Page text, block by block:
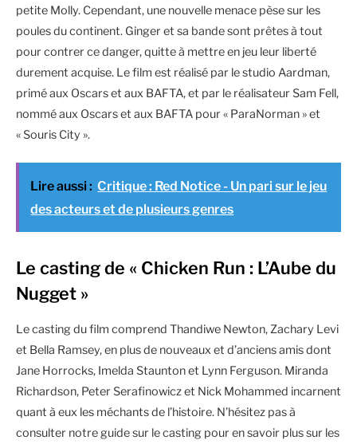
petite Molly. Cependant, une nouvelle menace pèse sur les
poules du continent. Ginger et sa bande sont prêtes à tout
pour contrer ce danger, quitte à mettre en jeu leur liberté
durement acquise. Le film est réalisé par le studio Aardman,
primé aux Oscars et aux BAFTA, et par le réalisateur Sam Fell,
nommé aux Oscars et aux BAFTA pour « ParaNorman » et
« Souris City ».
Lire aussi : Critique : Red Notice - Un pari sur le jeu
des acteurs et de plusieurs genres
Le casting de « Chicken Run : L’Aube du
Nugget »
Le casting du film comprend Thandiwe Newton, Zachary Levi
et Bella Ramsey, en plus de nouveaux et d’anciens amis dont
Jane Horrocks, Imelda Staunton et Lynn Ferguson. Miranda
Richardson, Peter Serafinowicz et Nick Mohammed incarnent
quant à eux les méchants de l’histoire. N’hésitez pas à
consulter notre guide sur le casting pour en savoir plus sur les